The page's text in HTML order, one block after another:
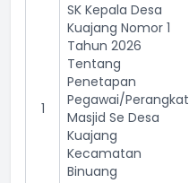
1
SK Kepala Desa
Kuajang Nomor 1
Tahun 2026
Tentang
Penetapan
Pegawai/Perangkat
Masjid Se Desa
Kuajang
Kecamatan
Binuang